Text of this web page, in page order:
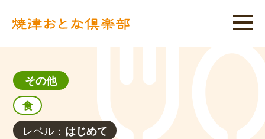
その他
食
レベル： はじめて